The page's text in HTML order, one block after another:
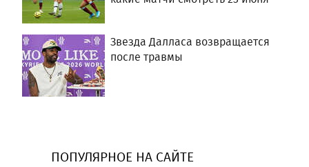
Звезда Далласа возвращается
после травмы
ПОПУЛЯРНОЕ НА САЙТЕ